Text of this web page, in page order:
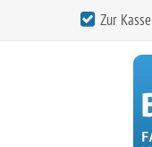
Zur Kasse